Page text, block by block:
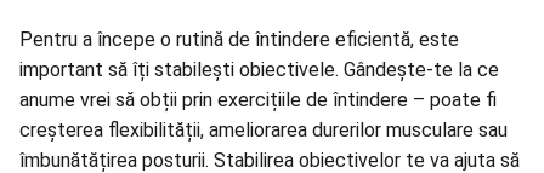
Pentru a începe o rutină de întindere eficientă, este
important să îți stabilești obiectivele. Gândește-te la ce
anume vrei să obții prin exercițiile de întindere – poate fi
creșterea flexibilității, ameliorarea durerilor musculare sau
îmbunătățirea posturii. Stabilirea obiectivelor te va ajuta să